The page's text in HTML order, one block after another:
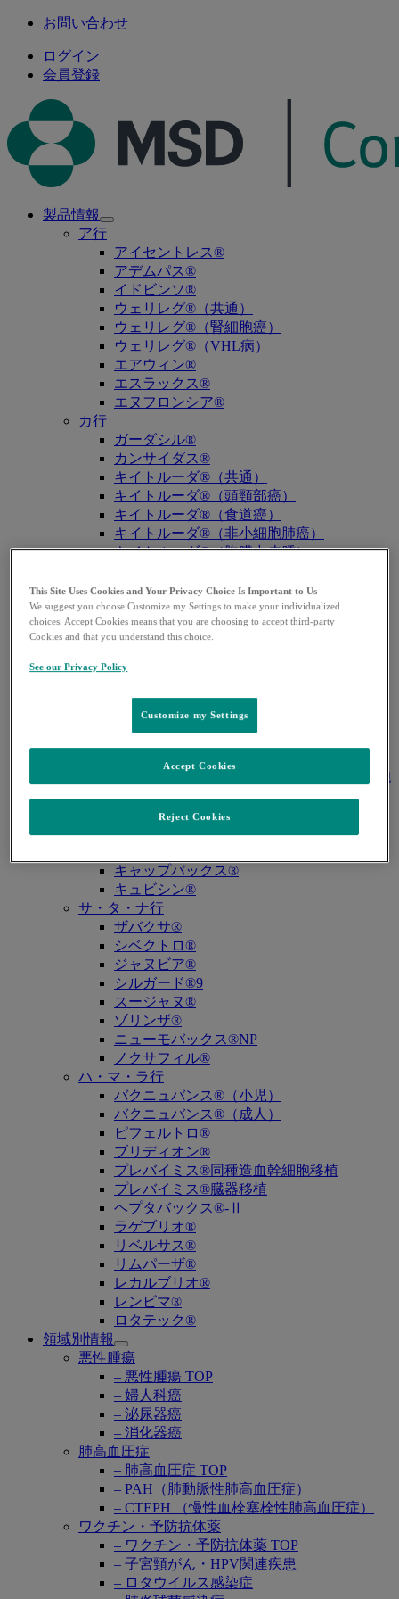
お問い合わせ
ログイン
会員登録
製品情報
Open
submenu
ア行
アイセントレス®
アデムパス®
イドビンソ®
ウェリレグ®（共通）
ウェリレグ®（腎細胞癌）
ウェリレグ®（VHL病）
エアウィン®
エスラックス®
エヌフロンシア®
カ行
ガーダシル®
カンサイダス®
キイトルーダ®（共通）
キイトルーダ®（頭頸部癌）
キイトルーダ®（食道癌）
キイトルーダ®（非小細胞肺癌）
キイトルーダ®（胸膜中皮腫）
癌）
キイトルーダ®（胃癌）
キイトルーダ®（胆道癌）
キイトルーダ®（尿路上皮癌）
キイトルーダ®（子宮頸癌）
キイトルーダ®（悪性黒色腫）
キイトルーダ®（原発性縦隔大細胞型B細胞
リンパ腫（PMBCL））
キイトルーダ®（MSI-High固形癌）
キイトルーダ®（MSI-High結腸・直腸癌）
キャップバックス®
キュビシン®
サ・タ・ナ行
ザバクサ®
シベクトロ®
ジャヌビア®
シルガード®9
スージャヌ®
ゾリンザ®
ニューモバックス®NP
ノクサフィル®
ハ・マ・ラ行
バクニュバンス®（小児）
バクニュバンス®（成人）
ピフェルトロ®
ブリディオン®
プレバイミス®同種造血幹細胞移植
プレバイミス®臓器移植
ヘプタバックス®-Ⅱ
ラゲブリオ®
リベルサス®
リムパーザ®
レカルブリオ®
レンビマ®
ロタテック®
領域別情報
Open
submenu
悪性腫瘍
– 悪性腫瘍 TOP
– 婦人科癌
– 泌尿器癌
– 消化器癌
肺高血圧症
– 肺高血圧症 TOP
– PAH（肺動脈性肺高血圧症）
– CTEPH （慢性血栓塞栓性肺高血圧症）
ワクチン・予防抗体薬
– ワクチン・予防抗体薬 TOP
– 子宮頸がん・HPV関連疾患
– ロタウイルス感染症
This Site Uses Cookies and Your Privacy Choice Is Important to Us
We suggest you choose Customize my Settings to make your individualized
choices. Accept Cookies means that you are choosing to accept third-party
Cookies and that you understand this choice.
See our Privacy Policy
Customize my Settings
Reject Cookies
Accept Cookies